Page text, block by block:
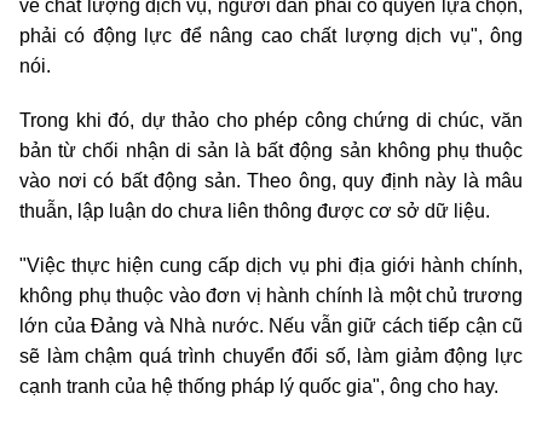
về chất lượng dịch vụ, người dân phải có quyền lựa chọn,
phải có động lực để nâng cao chất lượng dịch vụ", ông
nói.
Trong khi đó, dự thảo cho phép công chứng di chúc, văn
bản từ chối nhận di sản là bất động sản không phụ thuộc
vào nơi có bất động sản. Theo ông, quy định này là mâu
thuẫn, lập luận do chưa liên thông được cơ sở dữ liệu.
"Việc thực hiện cung cấp dịch vụ phi địa giới hành chính,
không phụ thuộc vào đơn vị hành chính là một chủ trương
lớn của Đảng và Nhà nước. Nếu vẫn giữ cách tiếp cận cũ
sẽ làm chậm quá trình chuyển đổi số, làm giảm động lực
cạnh tranh của hệ thống pháp lý quốc gia", ông cho hay.